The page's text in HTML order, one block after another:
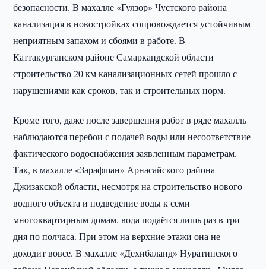
безопасности. В махалле «Гулзор» Чустского района
канализация в новостройках сопровождается устойчивым
неприятным запахом и сбоями в работе. В
Каттакурганском районе Самаркандской области
строительство 20 км канализационных сетей прошло с
нарушениями как сроков, так и строительных норм.
Кроме того, даже после завершения работ в ряде махалль
наблюдаются перебои с подачей воды или несоответствие
фактического водоснабжения заявленным параметрам.
Так, в махалле «Зарафшан» Арнасайского района
Джизакской области, несмотря на строительство нового
водного объекта и подведение воды к семи
многоквартирным домам, вода подаётся лишь раз в три
дня по полчаса. При этом на верхние этажи она не
доходит вовсе. В махалле «Дехибаланд» Нуратинского